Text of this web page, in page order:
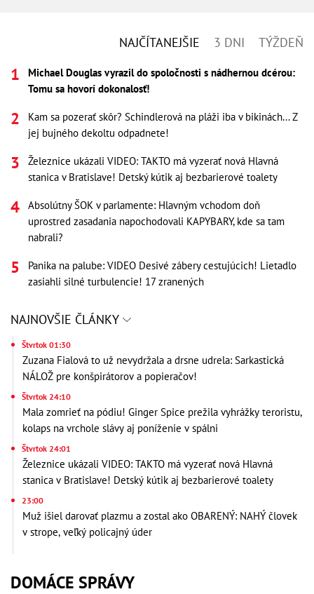
NAJČÍTANEJŠIE 3 DNI TÝŽDEŇ
Michael Douglas vyrazil do spoločnosti s nádhernou dcérou:
Tomu sa hovorí dokonalosť!
Kam sa pozerať skôr? Schindlerová na pláži iba v bikinách... Z
jej bujného dekoltu odpadnete!
Železnice ukázali VIDEO: TAKTO má vyzerať nová Hlavná
stanica v Bratislave! Detský kútik aj bezbarierové toalety
Absolútny ŠOK v parlamente: Hlavným vchodom doň
uprostred zasadania napochodovali KAPYBARY, kde sa tam
nabrali?
Panika na palube: VIDEO Desivé zábery cestujúcich! Lietadlo
zasiahli silné turbulencie! 17 zranených
NAJNOVŠIE ČLÁNKY
Štvrtok 01:30
Zuzana Fialová to už nevydržala a drsne udrela: Sarkastická
NÁLOŽ pre konšpirátorov a popieračov!
Štvrtok 24:10
Mala zomrieť na pódiu! Ginger Spice prežila vyhrážky teroristu,
kolaps na vrchole slávy aj poníženie v spálni
Štvrtok 24:01
Železnice ukázali VIDEO: TAKTO má vyzerať nová Hlavná
stanica v Bratislave! Detský kútik aj bezbarierové toalety
23:00
Muž išiel darovať plazmu a zostal ako OBARENÝ: NAHÝ človek
v strope, veľký policajný úder
DOMÁCE SPRÁVY